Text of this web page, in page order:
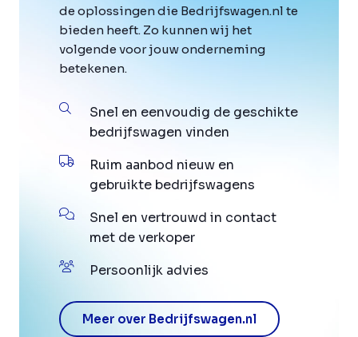
de oplossingen die Bedrijfswagen.nl te
bieden heeft. Zo kunnen wij het
volgende voor jouw onderneming
betekenen.
Snel en eenvoudig de geschikte
bedrijfswagen vinden
Ruim aanbod nieuw en
gebruikte bedrijfswagens
Snel en vertrouwd in contact
met de verkoper
Persoonlijk advies
Meer over Bedrijfswagen.nl